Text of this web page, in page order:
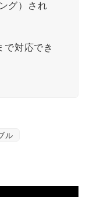
グ）され
対応でき
ル